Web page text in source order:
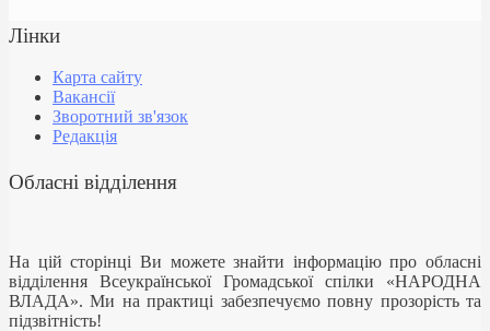
Лінки
Карта сайту
Вакансії
Зворотний зв'язок
Редакція
Обласні відділення
На цій сторінці Ви можете знайти інформацію про обласні
відділення Всеукраїнської Громадської спілки «НАРОДНА
ВЛАДА». Ми на практиці забезпечуємо повну прозорість та
підзвітність!